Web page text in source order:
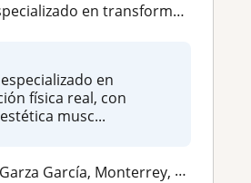
física real, con enfoque en estética muscular y nutrición
en
física real, con
musc...
Monterrey, Santa Catarina (Nuevo León)